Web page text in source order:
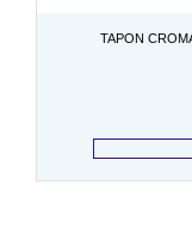
TAPON